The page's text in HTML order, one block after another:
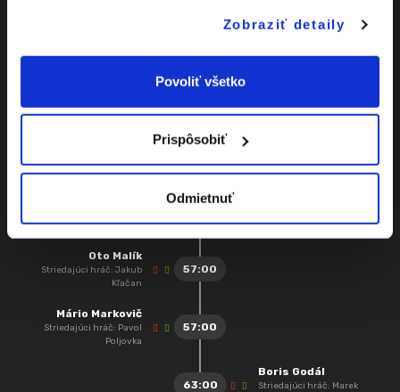
Zobraziť detaily
Povoliť všetko
Prispôsobiť
Odmietnuť
Pišoja
Demian
57:00
Oto Malík
Striedajúci hráč: Jakub
Kľačan
57:00
Mário Markovič
Striedajúci hráč: Pavol
Poljovka
63:00
Boris Godál
Striedajúci hráč: Marek